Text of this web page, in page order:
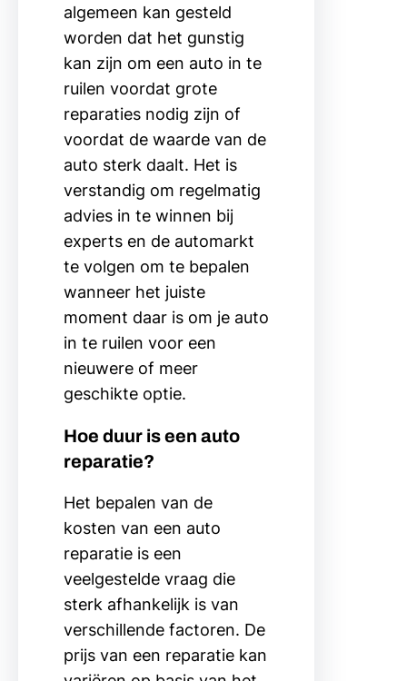
algemeen kan gesteld
worden dat het gunstig
kan zijn om een auto in te
ruilen voordat grote
reparaties nodig zijn of
voordat de waarde van de
auto sterk daalt. Het is
verstandig om regelmatig
advies in te winnen bij
experts en de automarkt
te volgen om te bepalen
wanneer het juiste
moment daar is om je auto
in te ruilen voor een
nieuwere of meer
geschikte optie.
Hoe duur is een auto
reparatie?
Het bepalen van de
kosten van een auto
reparatie is een
veelgestelde vraag die
sterk afhankelijk is van
verschillende factoren. De
prijs van een reparatie kan